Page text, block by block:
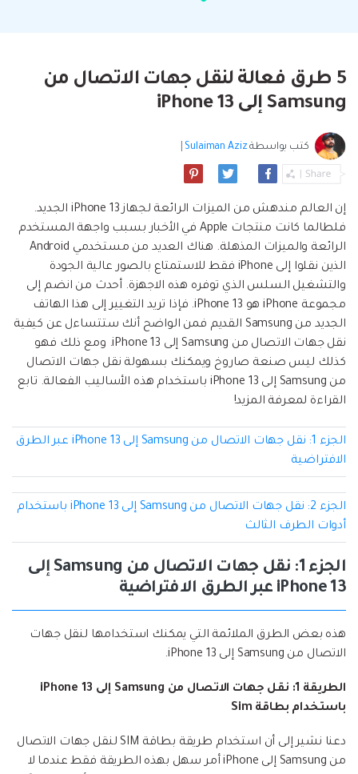
مشاهدة جميع المنتجات
Creative Center
ملخص
ملخص
محول PDF
قوالب PDF
MobileTrans
نقل بيانات الجوال.
استعادة الفيديو التالف.
Explore
ملخص
استعادة الصور
نقل WhatsApp
تحديث iOS
Backup & Restore
Playlist Transfer
أخرى.
تطبيقات الهاتف
Mutsapper(سابق Wutsapper)
نقل بيانات WhatsApp و WhatsApp Business بدون
إعادة ضبط المصنع.
MobileTrans App
نقل بيانات الهاتف وبيانات WhatsApp والملفات بين
الأجهزة.
Status Saver for WhatsApp
حفاظ الحالة ، وقراءة الدردشات المحذوفة، واستخدام
المقالات المتميزة
5 طرق فعالة لنقل جهات الاتصال من
Samsung إلى iPhone 13
كتب بواسطةSulaiman Aziz
إن العالم مندهش من الميزات الرائعة لجهاز iPhone 13 الجديد.
فلطالما كانت منتجات Apple في الأخبار بسبب واجهة المستخدم
الرائعة والميزات المذهلة. هناك العديد من مستخدمي Android
الذين نقلوا إلى iPhone فقط للاستمتاع بالصور عالية الجودة
والتشغيل السلس الذي توفره هذه الاجهزة. أحدث من انضم إلى
مجموعة iPhone هو iPhone 13. فإذا تريد التغيير إلى هذا الهاتف
الجديد من Samsung القديم فمن الواضح أنك ستتساءل عن كيفية
نقل جهات الاتصال من Samsung إلى iPhone 13. ومع ذلك فهو
كذلك ليس صنعة صاروخ ويمكنك بسهولة نقل جهات الاتصال
من Samsung إلى iPhone 13 باستخدام هذه الأساليب الفعالة. تابع
القراءة لمعرفة المزيد!
الجزء 1: نقل جهات الاتصال من Samsung إلى iPhone 13 عبر الطرق
الافتراضية
الجزء 2: نقل جهات الاتصال من Samsung إلى iPhone 13 باستخدام
أدوات الطرف الثالث
الجزء 1: نقل جهات الاتصال من Samsung إلى
iPhone 13 عبر الطرق الافتراضية
هذه بعض الطرق الملائمة التي يمكنك استخدامها لنقل جهات
الاتصال من Samsung إلى iPhone 13.
الطريقة 1: نقل جهات الاتصال من Samsung إلى iPhone 13
باستخدام بطاقة Sim
دعنا نشير إلى أن استخدام طريقة بطاقة SIM لنقل جهات الاتصال
من Samsung إلى iPhone أمر سهل بهذه الطريقة فقط عندما لا